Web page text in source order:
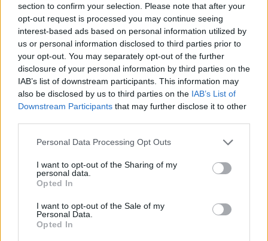
section to confirm your selection. Please note that after your
opt-out request is processed you may continue seeing
interest-based ads based on personal information utilized by
us or personal information disclosed to third parties prior to
your opt-out. You may separately opt-out of the further
disclosure of your personal information by third parties on the
IAB’s list of downstream participants. This information may
also be disclosed by us to third parties on the IAB’s List of
Downstream Participants that may further disclose it to other
Personal Data Processing Opt Outs
I want to opt-out of the Sharing of my
personal data.
Opted In
I want to opt-out of the Sale of my
Personal Data.
Opted In
Who will save Hungarians from
this administrative lunacy and
assimilation?